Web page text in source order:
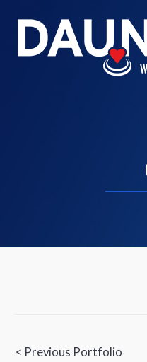
< Previous Portfolio